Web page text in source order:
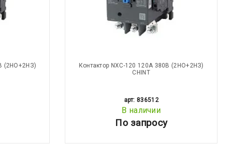
(2НО+2НЗ)
Контактор NXC-120 120A 380В (2НО+2НЗ)
CHINT
арт: 836512
В наличии
По запросу